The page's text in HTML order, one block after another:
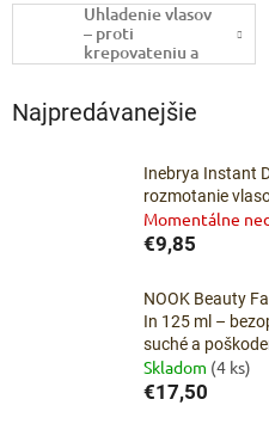
Uhladenie vlasov
– proti
krepovateniu a
nepoddajným
Najpredávanejšie
Inebrya Instant
rozmotanie
Momentálne
€9,85
NOOK Beauty
In 125 ml –
suché a
Skladom (4 ks)
€17,50